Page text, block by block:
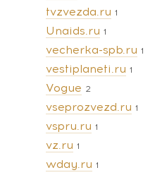
tvzvezda.ru 1
Unaids.ru 1
vecherka-spb.ru 1
vestiplaneti.ru 1
Vogue 2
vseprozvezd.ru 1
vspru.ru 1
vz.ru 1
wday.ru 1